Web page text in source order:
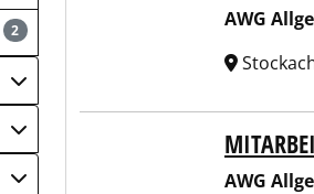
2
AWG
AWG Allgemeine
AWG